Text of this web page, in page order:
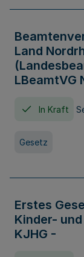
Land
LBeamtVG
In Kraft
Gesetz
Erstes
Kinder-
KJHG -